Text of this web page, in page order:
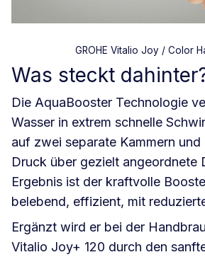
GROHE Vitalio Joy / Color
Was steckt
Die AquaBooster Technologie
Wasser in extrem schnelle
auf zwei separate Kammern und
Druck über gezielt angeordnete
Ergebnis ist der kraftvolle
belebend, effizient, mit
Ergänzt wird er bei der
Vitalio Joy+ 120 durch den